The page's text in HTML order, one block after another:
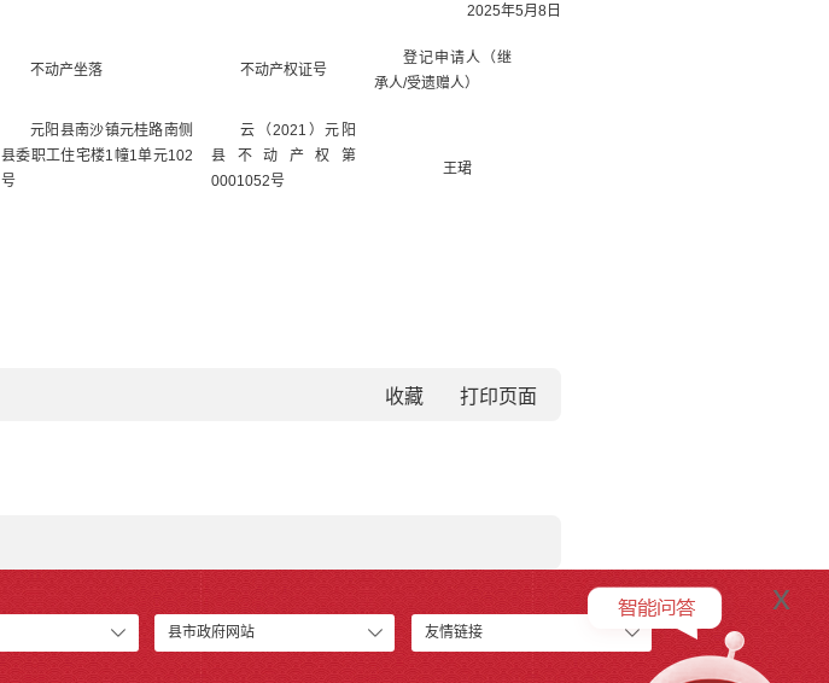
2025年5月8日
不动产坐落 不动产权证号
登记申请人（继
承人/受遗赠人）
元阳县南沙镇元桂路南侧
县委职工住宅楼1幢1单元102
号
云（2021）元阳
县不动产权第
0001052号
王珺
收藏
县市政府网站 友情链接
x